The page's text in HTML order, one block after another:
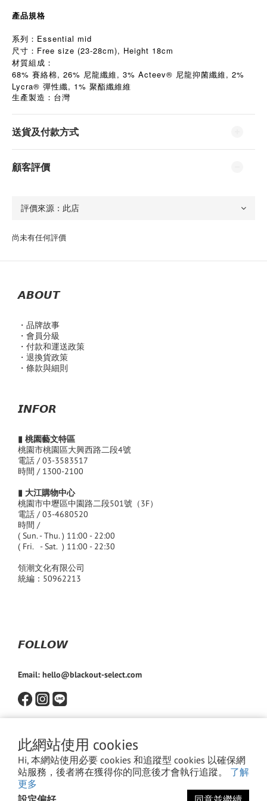
此網站使用 cookies
Hi, 本網站使用必要 cookies 和追蹤型 cookies 以確保網
站服務，後者將在獲得你的同意後才會執行追蹤。 了解
更多
產品規格
系列：Essential mid
尺寸：Free size (23-28cm), Height 18cm
材質組成：
68% 賽絡棉, 26% 尼龍纖維, 3% Acteev® 尼龍抑菌纖維, 2%
Lycra® 彈性纖, 1% 聚酯纖維維
生產製造：台灣
送貨及付款方式
顧客評價
尚未有任何評價
𝘼𝘽𝙊𝙐𝙏
・品牌故事
・會員分級
・付款和運送政策
・退換貨政策
・條款與細則
𝙄𝙉𝙁𝙊𝙍
▮ 桃園藝文特區
桃園市桃園區大興西路二段4號
電話 / 03-3583517
時間 / 1300-2100
▮ 大江購物中心
桃園市中壢區中園路二段501號（3F）
電話 / 03-4680520
時間 /
( Sun. - Thu. ) 11:00 - 22:00
( Fri. - Sat. ) 11:00 - 22:30
領潮文化有限公司
統編：50962213
𝙁𝙊𝙇𝙇𝙊𝙒
Email: hello@blackout-select.com